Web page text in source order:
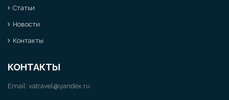
Статьи
Новости
Контакты
КОНТАКТЫ
Email: vatravel@yandex.ru